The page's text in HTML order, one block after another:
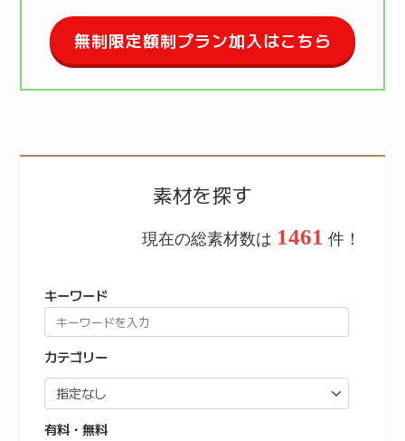
無制限定額制プラン加入はこちら
素材を探す
現在の総素材数は 1461 件！
キーワード
カテゴリー
有料・無料